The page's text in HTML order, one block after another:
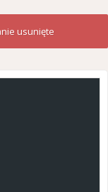
usunięte